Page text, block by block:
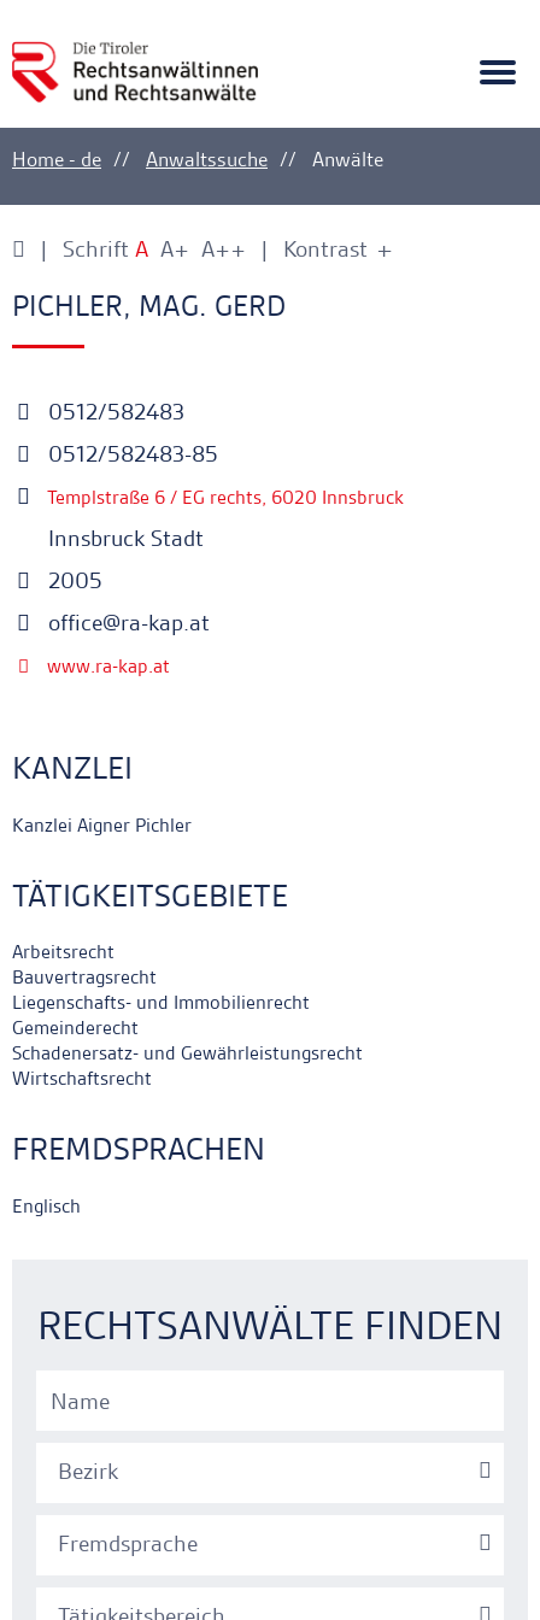
Ankerlink
Home - de Anwaltssuche Anwälte
Schrift A A+ A++ Kontrast +
-
Ankerlink
PICHLER, MAG. GERD
0512/582483
0512/582483-85
Templstraße 6 / EG rechts, 6020 Innsbruck
Innsbruck Stadt
2005
office@ra-kap.at
www.ra-kap.at
KANZLEI
Kanzlei Aigner Pichler
TÄTIGKEITSGEBIETE
Arbeitsrecht
Bauvertragsrecht
Liegenschafts- und Immobilienrecht
Gemeinderecht
Schadenersatz- und Gewährleistungsrecht
Wirtschaftsrecht
FREMDSPRACHEN
Englisch
RECHTSANWÄLTE FINDEN
Bezirk
Fremdsprache